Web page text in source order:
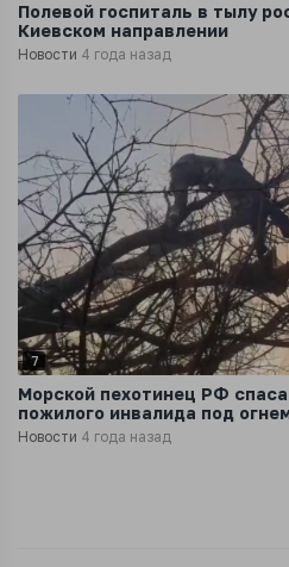
Полевой госпиталь в тылу
Киевском направлении
Новости 4 года назад
7
Морской пехотинец РФ
пожилого инвалида под
Новости 4 года назад